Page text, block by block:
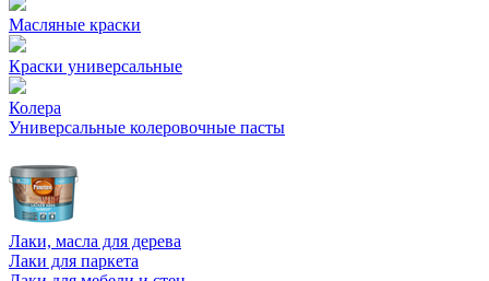
Масляные краски
Краски универсальные
Колера
Универсальные колеровочные пасты
Лаки, масла для дерева
Лаки для паркета